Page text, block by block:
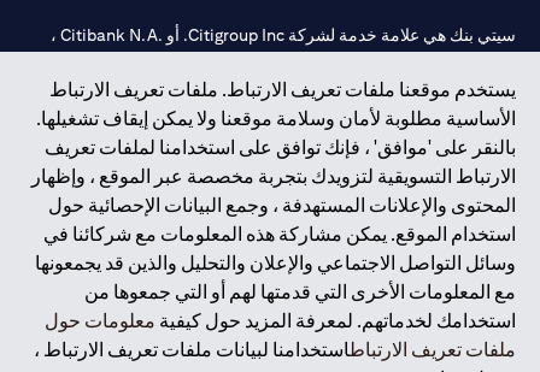
يستخدم موقعنا ملفات تعريف الارتباط. ملفات تعريف الارتباط
الأساسية مطلوبة لأمان وسلامة موقعنا ولا يمكن إيقاف تشغيلها.
بالنقر على 'موافق' ، فإنك توافق على استخدامنا لملفات تعريف
الارتباط التسويقية لتزويدك بتجربة مخصصة عبر الموقع ، وإظهار
المحتوى والإعلانات المستهدفة ، وجمع البيانات الإحصائية حول
استخدام الموقع. يمكن مشاركة هذه المعلومات مع شركائنا في
وسائل التواصل الاجتماعي والإعلان والتحليل والذين قد يجمعونها
مع المعلومات الأخرى التي قدمتها لهم أو التي جمعوها من
استخدامك لخدماتهم. لمعرفة المزيد حول كيفية معلومات حول
ملفات تعريف الارتباطاستخدامنا لبيانات ملفات تعريف الارتباط ،
سيتي بنك هي علامة خدمة لشركة Citigroup Inc. أو .Citibank N.A ،
سيتي بنك إن. إيه. الإمارات مسجل لدى مصرف الإمارات المركزي تحت
أرقام التراخيص 202563 لفرع الوصل في دبي، 531989 لفرع مول
الإمارات في دبي، و CN-1002019 لفرع أبوظبي. هاتف: 4000 311 04.
فرع سيتي بنك إن إيه - الإمارات العربية المتحدة مرخص من مصرف
الإمارات العربية المتحدة المركزي كفرع لبنك أجنبي.
سيتي بنك إن إيه الإمارات العربية المتحدة مرخص من هيئة الأوراق المالية
والسلع في الإمارات العربية المتحدة ("SCA") للقيام بالنشاط المالي لـ أ)
الاستشارات المالية والتعريف والترويج بموجب ترخيص رقم
20200000097 ب) وسيط تداول في الأسواق الدولية بموجب ترخيص